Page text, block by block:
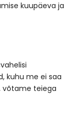
kuupäeva ja
kuhu me ei saa
võtame teiega